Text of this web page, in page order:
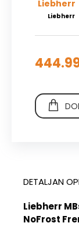
Liebherr
DETALJAN
Liebherr
NoFrost